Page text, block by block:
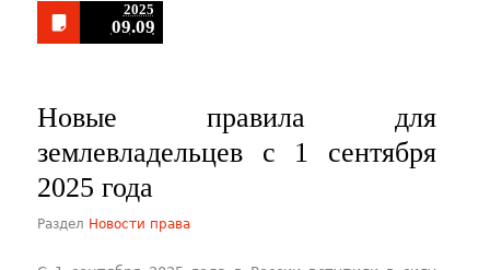
2025
09.09
​Новые правила для
землевладельцев с 1 сентября
2025 года
Раздел Новости права